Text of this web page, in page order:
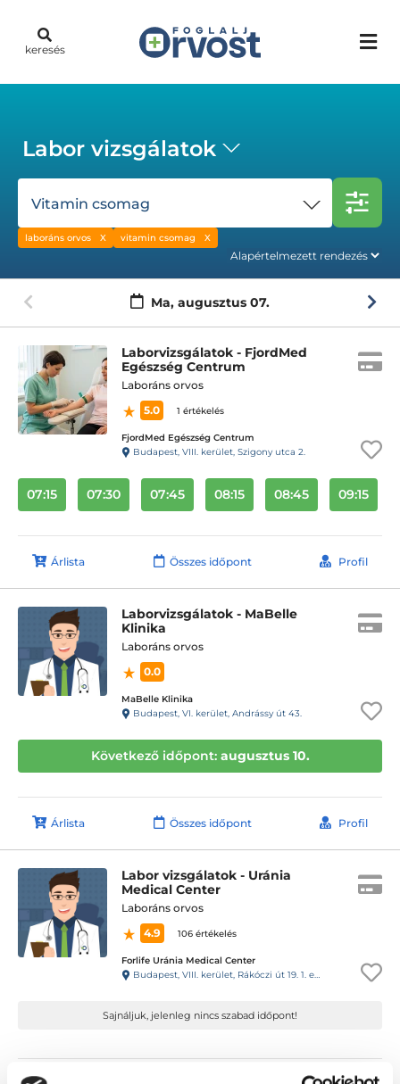
keresés
Labor vizsgálatok
Vitamin csomag
laboráns orvos vitamin csomag
Ma, augusztus 07.
Laborvizsgálatok - FjordMed
Egészség Centrum
Laboráns orvos
5.0
1 értékelés
FjordMed Egészség Centrum
Budapest, VIII. kerület, Szigony utca 2.
07:15 07:30 07:45 08:15 08:45 09:15
Árlista Összes időpont Profil
Laborvizsgálatok - MaBelle
Klinika
Laboráns orvos
0.0
MaBelle Klinika
Budapest, VI. kerület, Andrássy út 43.
Következő időpont: augusztus 10.
Árlista Összes időpont Profil
Labor vizsgálatok - Uránia
Medical Center
Laboráns orvos
4.9
106 értékelés
Forlife Uránia Medical Center
Budapest, VIII. kerület, Rákóczi út 19. 1. emelet 9. 88-as kapucsengő
Sajnáljuk, jelenleg nincs szabad időpont!